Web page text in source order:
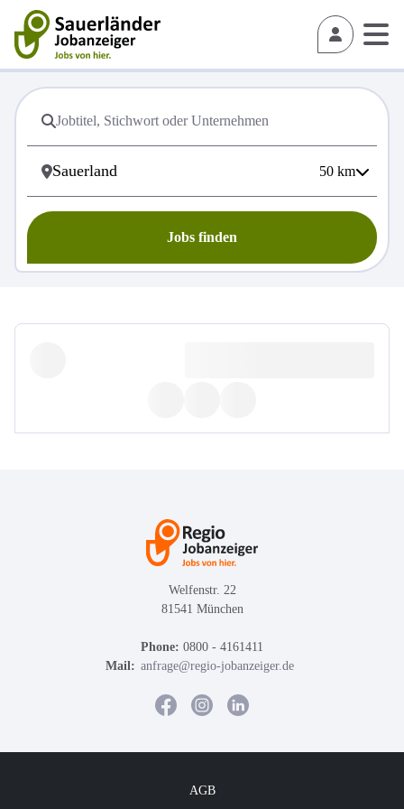
50 km
Jobs finden
Welfenstr. 22
81541 München
Phone: 0800 - 4161411
Mail: anfrage@regio-jobanzeiger.de
AGB